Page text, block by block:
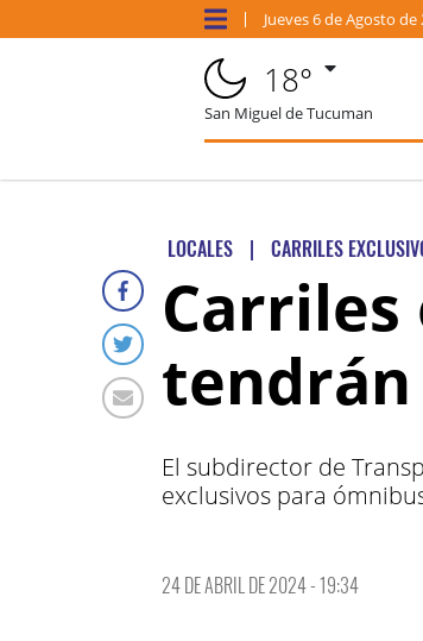
Jueves6 deAgosto de
18°
San Miguel de Tucuman
LOCALES | CARRILES
Carriles
El subdirector de
exclusivos para
24 DE ABRIL DE 2024 - 19:34